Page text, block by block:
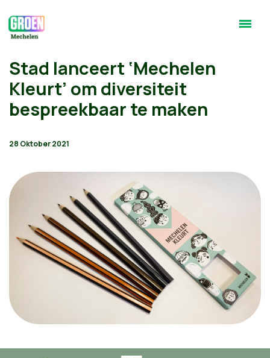
Stad lanceert ‘Mechelen
Kleurt’ om diversiteit
bespreekbaar te maken
28 Oktober 2021